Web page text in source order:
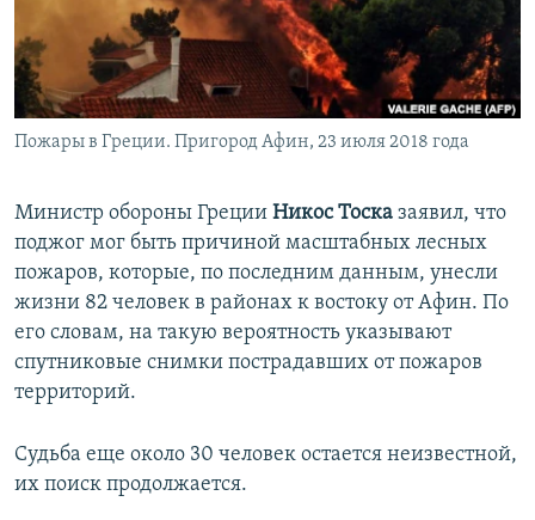
ПОБЕДИТЕЛЕЙ НЕ СУДЯТ?
КРЫМ.НЕПОКОРЕННЫЙ
ELIFBE
УКРАИНСКАЯ ПРОБЛЕМА КРЫМА
ПРИСОЕДИНЯЙТЕСЬ!
Пожары в Греции. Пригород Афин, 23 июля 2018 года
Министр обороны Греции Никос Тоска заявил, что
поджог мог быть причиной масштабных лесных
пожаров, которые, по последним данным, унесли
жизни 82 человек в районах к востоку от Афин. По
его словам, на такую вероятность указывают
спутниковые снимки пострадавших от пожаров
территорий.
Судьба еще около 30 человек остается неизвестной,
их поиск продолжается.